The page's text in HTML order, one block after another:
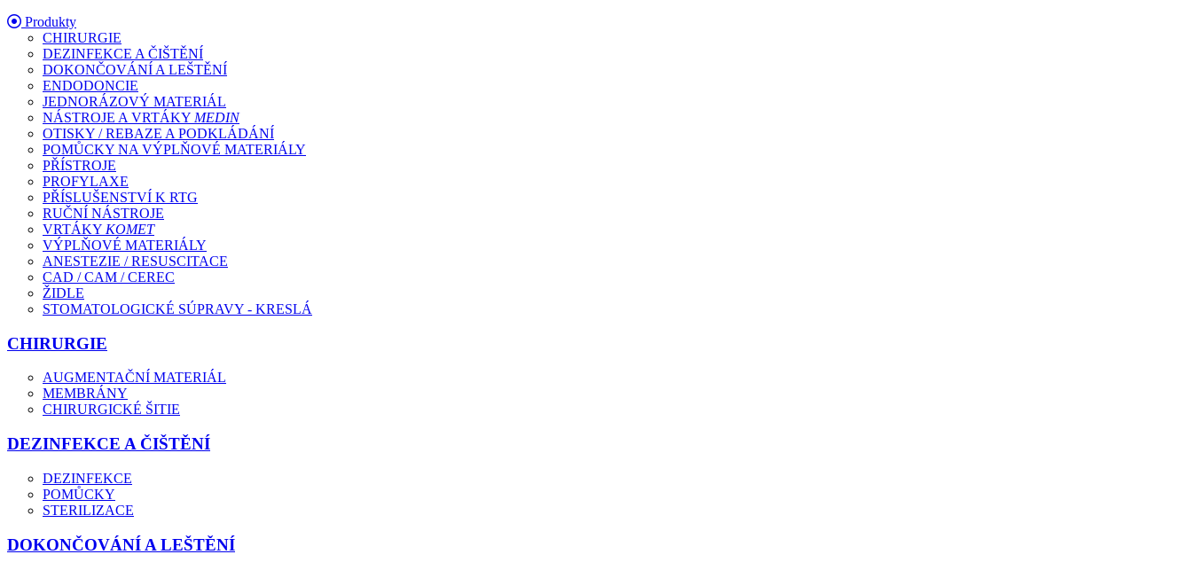
Produkty
CHIRURGIE
DEZINFEKCE A ČIŠTĚNÍ
DOKONČOVÁNÍ A LEŠTĚNÍ
ENDODONCIE
JEDNORÁZOVÝ MATERIÁL
NÁSTROJE A VRTÁKY MEDIN
OTISKY / REBAZE A PODKLÁDÁNÍ
POMŮCKY NA VÝPLŇOVÉ MATERIÁLY
PŘÍSTROJE
PROFYLAXE
PŘÍSLUŠENSTVÍ K RTG
RUČNÍ NÁSTROJE
VRTÁKY KOMET
VÝPLŇOVÉ MATERIÁLY
ANESTEZIE / RESUSCITACE
CAD / CAM / CEREC
ŽIDLE
STOMATOLOGICKÉ SÚPRAVY - KRESLÁ
CHIRURGIE
AUGMENTAČNÍ MATERIÁL
MEMBRÁNY
CHIRURGICKÉ ŠITIE
DEZINFEKCE A ČIŠTĚNÍ
DEZINFEKCE
POMŮCKY
STERILIZACE
DOKONČOVÁNÍ A LEŠTĚNÍ